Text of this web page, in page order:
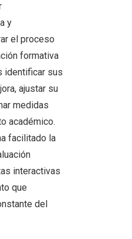
y
el proceso
formativa
identificar sus
ajustar su
medidas
académico.
facilitado la
interactivas
que
del